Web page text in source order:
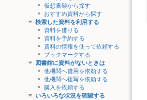
仮想書架から探す
おすすめ資料から探す
検索した資料を利用する
資料を借りる
資料を予約する
資料の情報を使って依頼する
ブックマークする
図書館に資料がないときは
他機関へ借用を依頼する
他機関へ複写を依頼する
購入を依頼する
いろいろな状況を確認する